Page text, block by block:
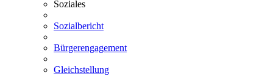
Soziales
Sozialbericht
Bürgerengagement
Gleichstellung